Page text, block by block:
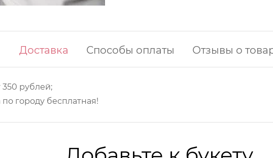
Доставка Способы оплаты Отзывы о
350 рублей;
городу бесплатная!